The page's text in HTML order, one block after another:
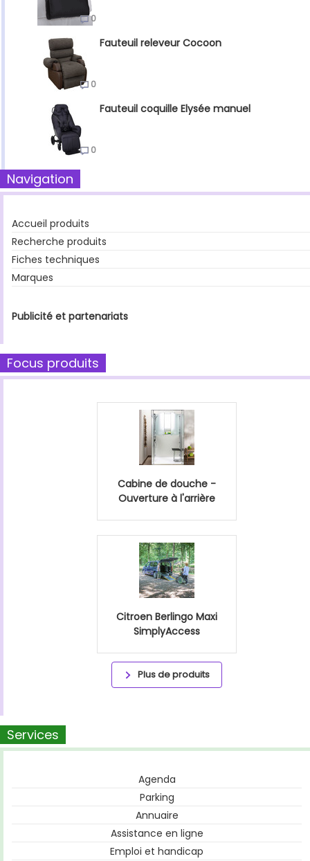
0
Fauteuil releveur Cocoon
0
Fauteuil coquille Elysée manuel
0
Navigation
Accueil produits
Recherche produits
Fiches techniques
Marques
Publicité et partenariats
Focus produits
Cabine de douche -
Ouverture à l'arrière
Citroen Berlingo Maxi
SimplyAccess
Plus de produits
Services
Agenda
Parking
Annuaire
Assistance en ligne
Emploi et handicap